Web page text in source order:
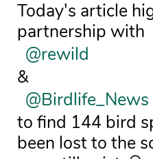
Today's article
partnership with
@rewild
&
@Birdlife_News
to find 144 bird
been lost to the